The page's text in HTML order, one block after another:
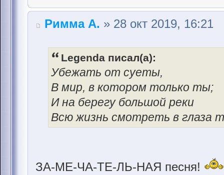
Римма А. » 28 окт 2019, 16:21
Legenda писал(а):
Убежать от суеты,
В мир, в котором только ты;
И на берегу большой реки
Всю жизнь смотреть в глаза
ЗА-МЕ-ЧА-ТЕ-ЛЬ-НАЯ песня!